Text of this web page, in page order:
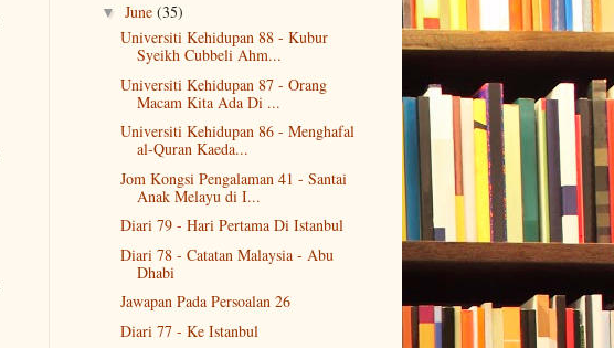
▼ June (35)
Universiti Kehidupan 88 - Kubur
Syeikh Cubbeli Ahm...
Universiti Kehidupan 87 - Orang
Macam Kita Ada Di ...
Universiti Kehidupan 86 - Menghafal
al-Quran Kaeda...
Jom Kongsi Pengalaman 41 - Santai
Anak Melayu di I...
Diari 79 - Hari Pertama Di Istanbul
Diari 78 - Catatan Malaysia - Abu
Dhabi
Jawapan Pada Persoalan 26
Diari 77 - Ke Istanbul